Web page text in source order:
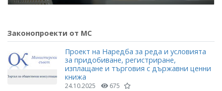
Законопроекти от МС
Проект на Наредба за реда и условията
за придобиване, регистриране,
изплащане и търговия с държавни ценни
книжа
24.10.2025 675